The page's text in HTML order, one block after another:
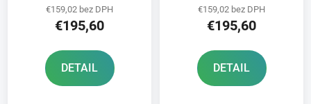
€159,02 bez DPH
€195,60
DETAIL
€159,02 bez DPH
€195,60
DETAIL